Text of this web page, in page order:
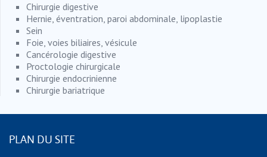
Chirurgie digestive
Hernie, éventration, paroi abdominale, lipoplastie
Sein
Foie, voies biliaires, vésicule
Cancérologie digestive
Proctologie chirurgicale
Chirurgie endocrinienne
Chirurgie bariatrique
PLAN DU SITE